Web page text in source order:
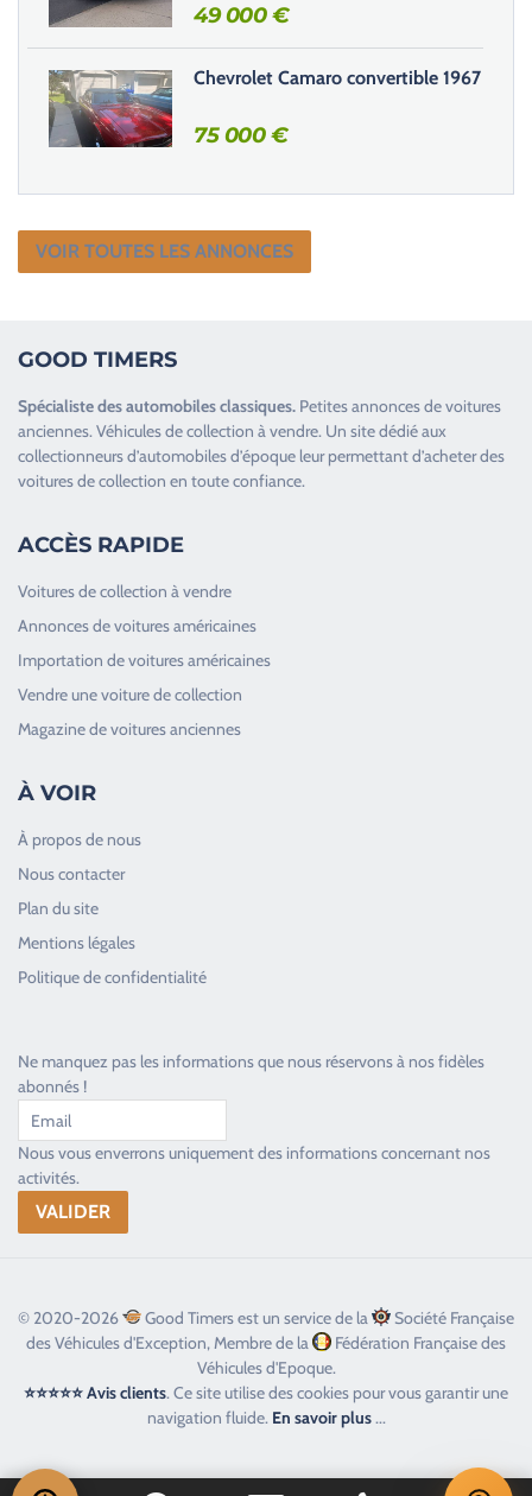
49 000€
Chevrolet Camaro convertible 1967
75 000€
VOIR TOUTES LES ANNONCES
GOOD TIMERS
Spécialiste desautomobiles classiques. Petites annonces devoitures
anciennes.Véhicules de collection à vendre. Un site dédié aux
collectionneurs d’automobiles d’époque leur permettant d’acheter des
voitures de collection en toute confiance.
ACCÈS RAPIDE
Voitures de collection à vendre
Annonces de voitures américaines
Importation de voitures américaines
Vendre une voiture de collection
Magazine de voitures anciennes
À VOIR
À propos de nous
Nous contacter
Plan du site
Mentions légales
Politique de confidentialité
Ne manquez pas les informations que nous réservons à nos fidèles
abonnés !
Nous vous enverrons uniquement des informations concernant nos
activités.
© 2020-2026 Good Timers est un service de la
Société Française
des Véhicules d'Exception, Membre de la
Fédération Française des
Véhicules d'Epoque.
⭐⭐⭐⭐⭐ Avis clients. Ce site utilise des cookies pour vous garantir une
navigation fluide. En savoir plus...
Toujours heureux d'aider les passionnés